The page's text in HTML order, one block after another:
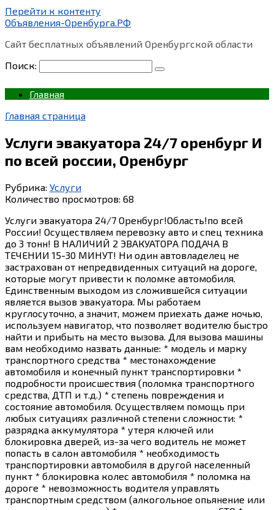
Перейти к контенту
Объявления-Оренбурга.РФ
Сайт бесплатных объявлений Оренбургской области
Поиск:
Главная
Главная страница
Услуги эвакуатора 24/7 оренбург И
по всей россии, Оренбург
Рубрика: Услуги
Количество просмотров: 68
Услуги эвакуатора 24/7 Оренбург!Область!по всей
России! Осуществляем перевозку авто и спец техника
до 3 тонн! В НАЛИЧИЙ 2 ЭВАКУАТОРА ПОДАЧА В
ТЕЧЕНИИ 15-30 МИНУТ! Ни один автовладелец не
застрахован от непредвиденных ситуаций на дороге,
которые могут привести к поломке автомобиля.
Единственным выходом из сложившейся ситуации
является вызов эвакуатора. Мы работаем
круглосуточно, а значит, можем приехать даже ночью,
используем навигатор, что позволяет водителю быстро
найти и прибыть на место вызова. Для вызова машины
вам необходимо назвать данные: * модель и марку
транспортного средства * местонахождение
автомобиля и конечный пункт транспортировки *
подробности происшествия (поломка транспортного
средства, ДТП и т.д.) * степень повреждения и
состояние автомобиля. Осуществляем помощь при
любых ситуациях различной степени сложности: *
разрядка аккумулятора * утеря ключей или
блокировка дверей, из-за чего водитель не может
попасть в салон автомобиля * необходимость
транспортировки автомобиля в другой населенный
пункт * блокировка колес автомобиля * поломка на
дороге * невозможность водителя управлять
транспортным средством (алкогольное опьянение или